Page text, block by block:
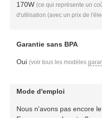
170W (ce qui représente un
d'utilisation (avec un prix de
Garantie sans BPA
Oui (voir tous les modèles
Mode d'emploi
Nous n'avons pas encore